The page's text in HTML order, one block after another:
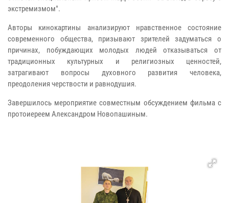
экстремизмом".
Авторы кинокартины анализируют нравственное состояние
современного общества, призывают зрителей задуматься о
причинах, побуждающих молодых людей отказываться от
традиционных культурных и религиозных ценностей,
затрагивают вопросы духовного развития человека,
преодоления черствости и равнодушия.
Завершилось мероприятие совместным обсуждением фильма с
протоиереем Александром Новопашиным.